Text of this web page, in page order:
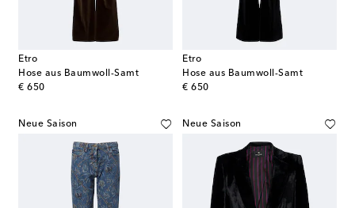
Etro
Hose aus Baumwoll-Samt
€ 650
original price
Etro
Hose aus Baumwoll-Samt
€ 650
original price
Neue Saison Neue Saison